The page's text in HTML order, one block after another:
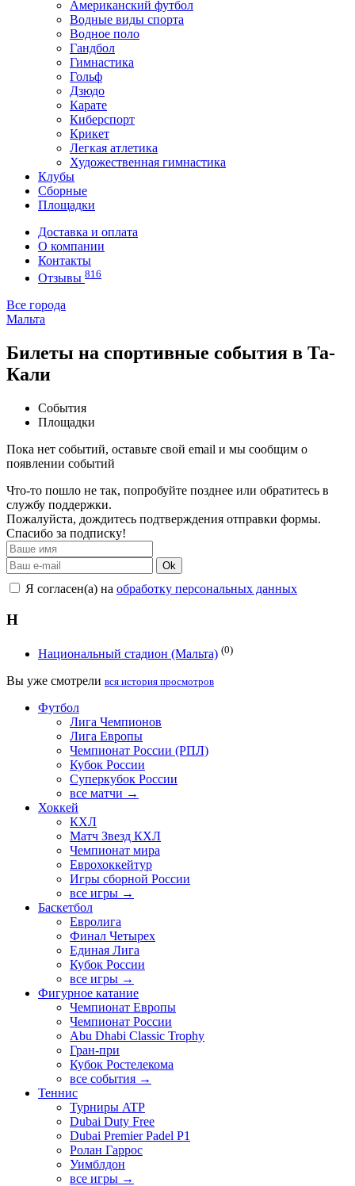
Американский футбол
Водные виды спорта
Водное поло
Гандбол
Гимнастика
Гольф
Дзюдо
Карате
Киберспорт
Крикет
Легкая атлетика
Художественная гимнастика
Клубы
Сборные
Площадки
Доставка и оплата
О компании
Контакты
Отзывы 816
Все города
Мальта
Билеты на спортивные события в Та-
Кали
События
Площадки
Пока нет событий, оставьте свой email и мы сообщим о
появлении событий
Что-то пошло не так, попробуйте позднее или обратитесь в
службу поддержки.
Пожалуйста, дождитесь подтверждения отправки формы.
Спасибо за подписку!
Ok
Я согласен(а) на обработку персональных данных
Н
Национальный стадион (Мальта) (0)
Вы уже смотрели вся история просмотров
Футбол
Лига Чемпионов
Лига Европы
Чемпионат России (РПЛ)
Кубок России
Суперкубок России
все матчи →
Хоккей
КХЛ
Матч Звезд КХЛ
Чемпионат мира
Еврохоккейтур
Игры сборной России
все игры →
Баскетбол
Евролига
Финал Четырех
Единая Лига
Кубок России
все игры →
Фигурное катание
Чемпионат Европы
Чемпионат России
Abu Dhabi Classic Trophy
Гран-при
Кубок Ростелекома
все события →
Теннис
Турниры ATP
Dubai Duty Free
Dubai Premier Padel P1
Ролан Гаррос
Уимблдон
все игры →